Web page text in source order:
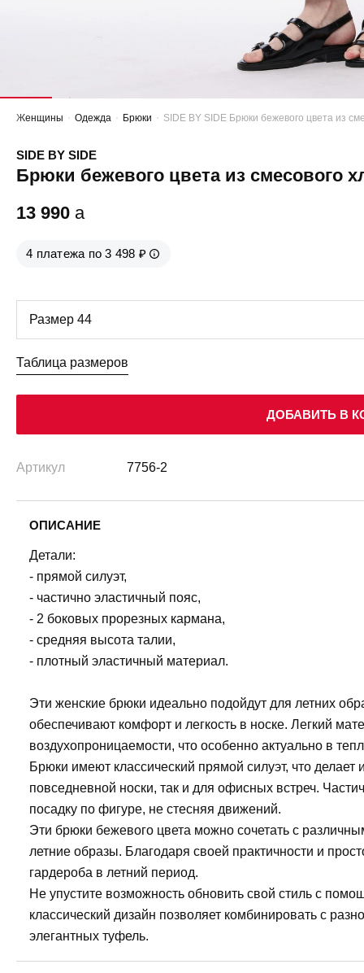
Женщины Одежда Брюки SIDE BY SIDE Брюки бежевого цвета из
SIDE BY SIDE
Брюки бежевого цвета из смесового
13 990 a
4 платежа по 3 498 ₽
Таблица размеров
ДОБАВИТЬ В
Артикул 7756-2
ОПИСАНИЕ
Детали:
- прямой силуэт,
- частично эластичный пояс,
- 2 боковых прорезных кармана,
- средняя высота талии,
- плотный эластичный материал.
Эти женские брюки идеально подойдут для летних
обеспечивают комфорт и легкость в носке. Легкий
воздухопроницаемости, что особенно актуально в
Брюки имеют классический прямой силуэт, что
повседневной носки, так и для офисных встреч.
посадку по фигуре, не стесняя движений.
Эти брюки бежевого цвета можно сочетать с
летние образы. Благодаря своей практичности и
гардероба в летний период.
Не упустите возможность обновить свой стиль с
классический дизайн позволяет комбинировать с
элегантных туфель.